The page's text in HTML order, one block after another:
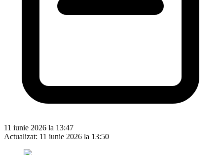
11 iunie 2026 la 13:47
Actualizat: 11 iunie 2026 la 13:50